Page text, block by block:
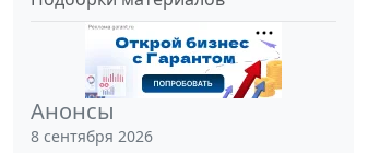
Анонсы
8 сентября 2026